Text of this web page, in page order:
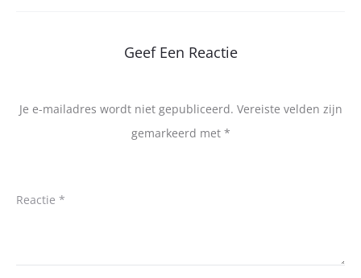
Geef Een Reactie
Je e-mailadres wordt niet gepubliceerd. Vereiste velden zijn
gemarkeerd met *
Reactie *